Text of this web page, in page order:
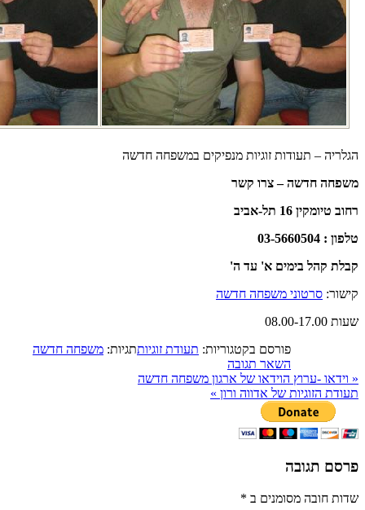
הגלריה – תעודות זוגיות מנפיקים במשפחה חדשה
משפחה חדשה – צרו קשר
רחוב טיומקין 16 תל-אביב
טלפון : 03-5660504
קבלת קהל בימים א' עד ה'
קישור: סרטוני משפחה חדשה
שעות 08.00-17.00
פורסם בקטגוריות: תעודת זוגיותתגיות: משפחה חדשה
השאר תגובה
« וידאו -ערוץ הוידאו של ארגון משפחה חדשה
תעודת הזוגיות של אדווה ורון »
פרסם תגובה
שדות חובה מסומנים ב *